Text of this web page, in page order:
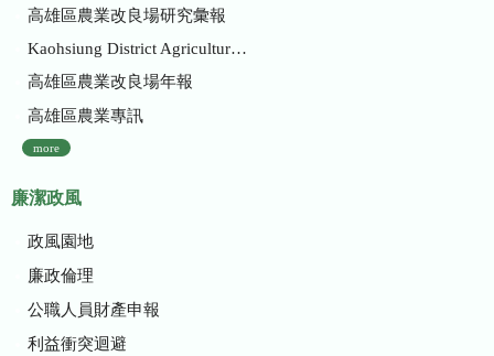
高雄區農業改良場研究彙報
Kaohsiung District Agricultural Research and Extension Station
高雄區農業改良場年報
高雄區農業專訊
more
廉潔政風
政風園地
廉政倫理
公職人員財產申報
利益衝突迴避